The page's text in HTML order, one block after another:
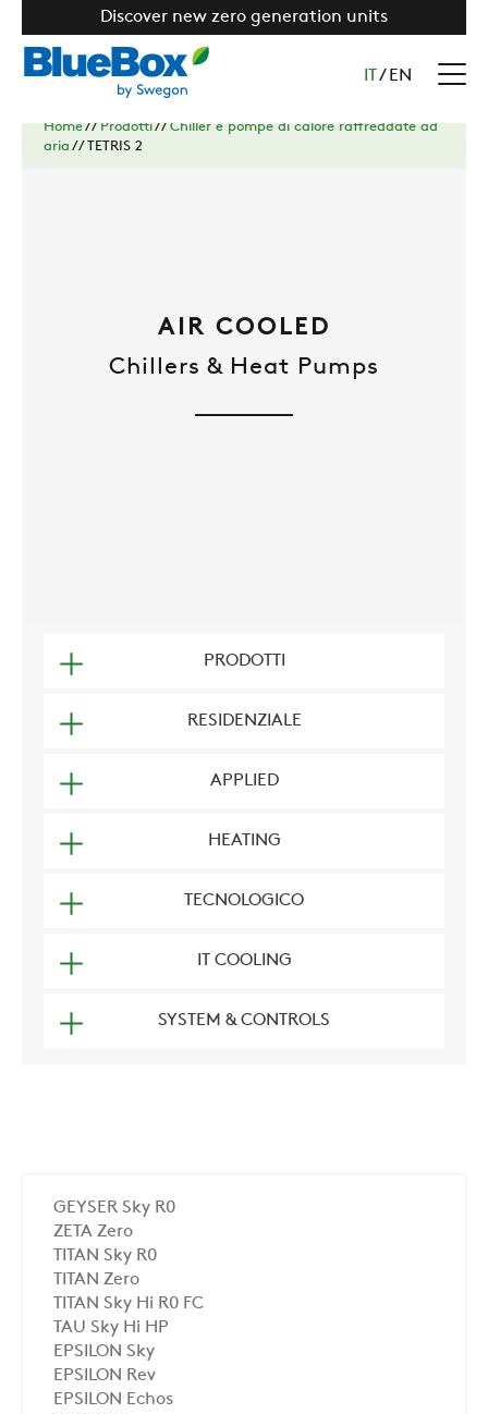
Discover new zero generation units
/ EN
Home// Prodotti// Chiller e pompe di calore raffreddate ad
aria //TETRIS 2
AIR COOLED
Chillers & Heat Pumps
PRODOTTI
RESIDENZIALE
APPLIED
HEATING
TECNOLOGICO
IT COOLING
SYSTEM & CONTROLS
GEYSER Sky R0
ZETA Zero
TITAN Sky R0
TITAN Zero
TITAN Sky Hi R0 FC
TAU Sky Hi HP
EPSILON Sky
EPSILON Rev
EPSILON Echos